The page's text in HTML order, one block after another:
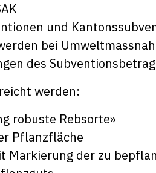
und
bei
des
werden:
robuste Rebsorte»
Pflanzfläche
Markierung der zu